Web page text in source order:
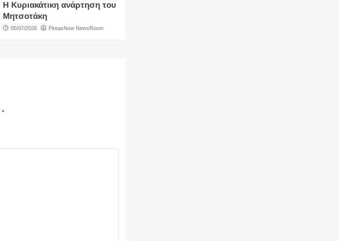
Η Κυριακάτικη ανάρτηση του
Μητσοτάκη
05/07/2026 PireasNow NewsRoom
*